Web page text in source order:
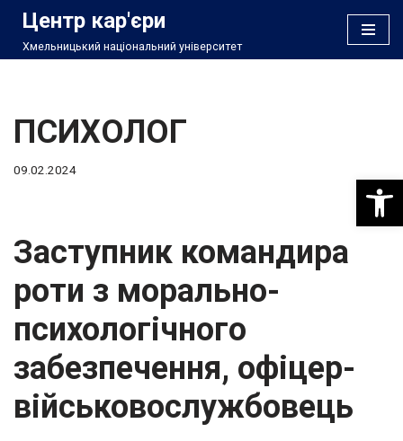
Перейти
Центр кар'єри
Хмельницький національний університет
ПСИХОЛОГ
09.02.2024
Заступник командира
роти з морально-
психологічного
забезпечення, офіцер-
військовослужбовець